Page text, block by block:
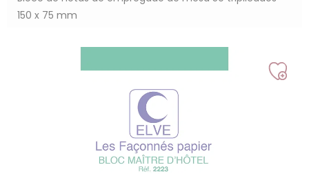
150 x 75 mm